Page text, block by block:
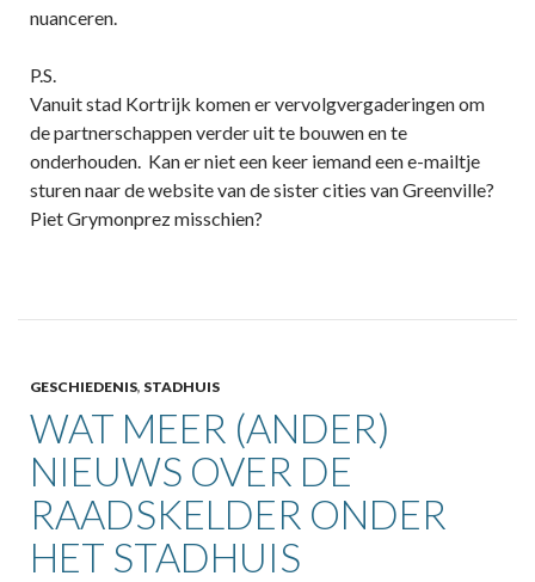
nuanceren.
P.S.
Vanuit stad Kortrijk komen er vervolgvergaderingen om
de partnerschappen verder uit te bouwen en te
onderhouden. Kan er niet een keer iemand een e-mailtje
sturen naar de website van de sister cities van Greenville?
Piet Grymonprez misschien?
GESCHIEDENIS, STADHUIS
WAT MEER (ANDER)
NIEUWS OVER DE
RAADSKELDER ONDER
HET STADHUIS